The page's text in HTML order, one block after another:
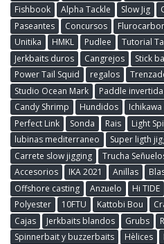
Fishbook
Alpha Tackle Slow Jig
Paseantes
Concursos
Unitika
HMKL Pudlee Tutorial
Jerkbaits duros
Cangrejos Stick
Power Tail Squid
regalos
Studio Ocean Mark
Paddle invertida
Candy Shrimp
Hundidos Ichikawa
Perfect Link
Sonda Rais Light
lubinas mediterraneo
Super ligth
Carrete slow jigging
Trucha
Accesorios
IKA 2021 Anillas
Offshore casting
Anzuelo Hi TIDE
Polyester
10FTU Kattobi Bou
Cajas
Jerkbaits blandos Grubs
Spinnerbait y buzzerbaits
Hèlices